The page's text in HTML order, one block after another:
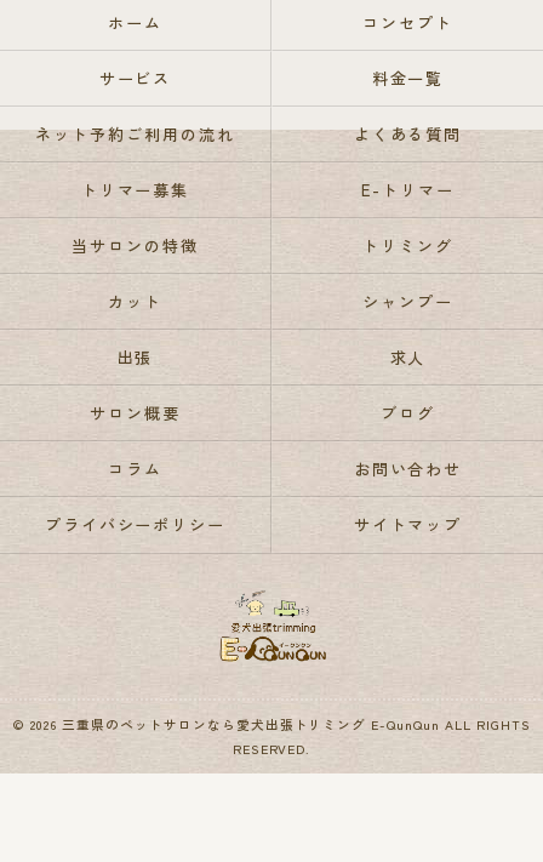
ホーム コンセプト
サービス 料金一覧
ネット予約ご利用の流れ よくある質問
トリマー募集 E-トリマー
当サロンの特徴 トリミング
カット シャンプー
出張 求人
サロン概要 ブログ
コラム お問い合わせ
プライバシーポリシー サイトマップ
© 2026 三重県のペットサロンなら愛犬出張トリミング E-QunQun ALL RIGHTS
RESERVED.